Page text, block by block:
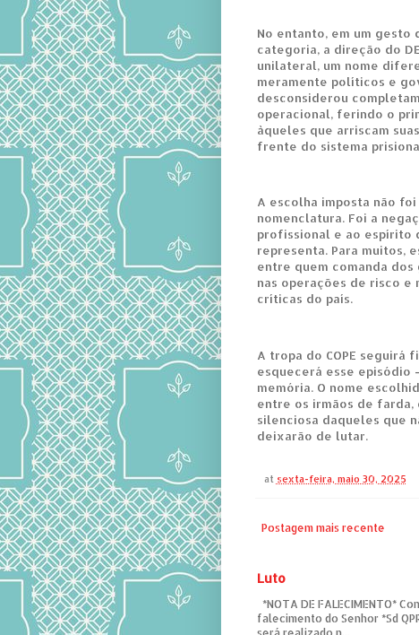
No entanto, em um
categoria, a direção do
unilateral, um nome
meramente políticos e
desconsiderou
operacional, ferindo o
àqueles que arriscam
frente do sistema
A escolha imposta não
nomenclatura. Foi a
profissional e ao espírito
representa. Para muitos,
entre quem comanda dos
nas operações de risco e
críticas do país.
A tropa do COPE seguirá
esquecerá esse episódio
memória. O nome
entre os irmãos de farda,
silenciosa daqueles que
deixarão de lutar.
at sexta-feira, maio 30, 2025
Postagem mais recente
Luto
*NOTA DE FALECIMENTO*
falecimento do Senhor *Sd